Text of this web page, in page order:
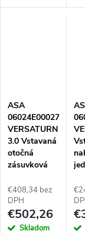
s
Produktový
obrázok je
ilustračný.
1x
ASA
06024E00027
VERSATURN
3.0 Vstavaná
otočná
zásuvková
zásuvka, 1x
nabíjačka
USB A+C,
kábel 2 m,
€408,34 bez
DPH
€502,26
Skladom